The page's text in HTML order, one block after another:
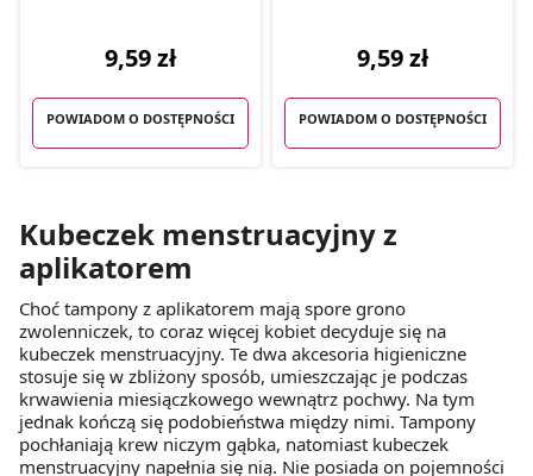
9,59 zł
POWIADOM O DOSTĘPNOŚCI
9,59 zł
POWIADOM O DOSTĘPNOŚCI
Kubeczek menstruacyjny z
aplikatorem
Choć tampony z aplikatorem mają spore grono
zwolenniczek, to coraz więcej kobiet decyduje się na
kubeczek menstruacyjny. Te dwa akcesoria higieniczne
stosuje się w zbliżony sposób, umieszczając je podczas
krwawienia miesiączkowego wewnątrz pochwy. Na tym
jednak kończą się podobieństwa między nimi. Tampony
pochłaniają krew niczym gąbka, natomiast kubeczek
menstruacyjny napełnia się nią. Nie posiada on pojemności